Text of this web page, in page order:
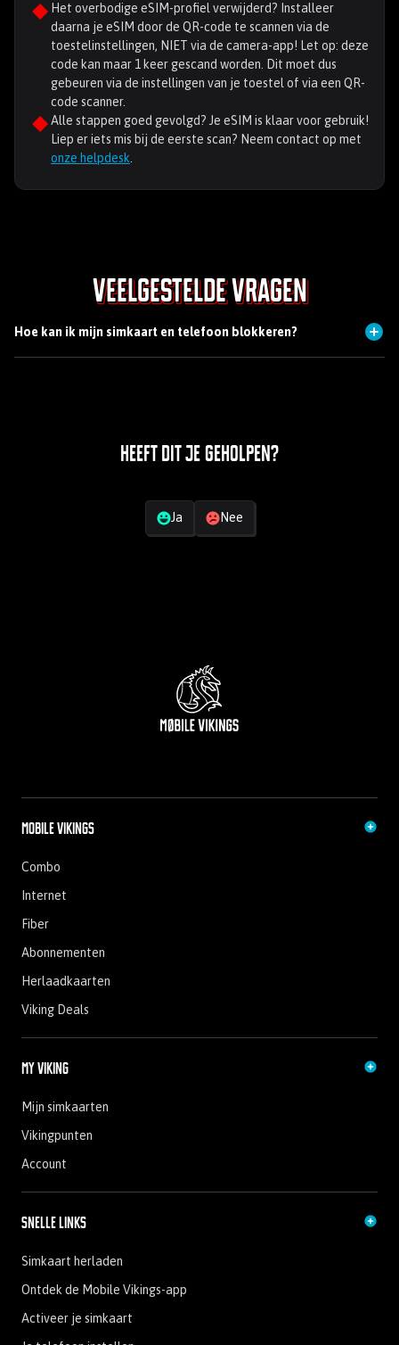
Het overbodige eSIM-profiel verwijderd? Installeer
daarna je eSIM door de QR-code te scannen via de
toestelinstellingen, NIET via de camera-app! Let op: deze
code kan maar 1 keer gescand worden. Dit moet dus
gebeuren via de instellingen van je toestel of via een QR-
code scanner.
Alle stappen goed gevolgd? Je eSIM is klaar voor gebruik!
Liep er iets mis bij de eerste scan? Neem contact op met
onze helpdesk
Veelgestelde vragen
Hoe kan ik mijn simkaart en telefoon blokkeren?
Heeft dit je geholpen?
Ja Nee
Mobile Vikings
Combo
Internet
Fiber
Abonnementen
Herlaadkaarten
Viking Deals
My Viking
Mijn simkaarten
Vikingpunten
Account
Snelle links
Simkaart herladen
Ontdek de Mobile Vikings-app
Activeer je simkaart